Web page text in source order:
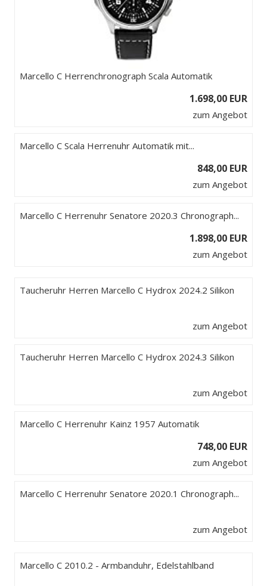
Marcello C Herrenchronograph Scala Automatik
1.698,00 EUR
zum Angebot
Marcello C Scala Herrenuhr Automatik mit...
848,00 EUR
zum Angebot
Marcello C Herrenuhr Senatore 2020.3 Chronograph...
1.898,00 EUR
zum Angebot
Taucheruhr Herren Marcello C Hydrox 2024.2 Silikon
zum Angebot
Taucheruhr Herren Marcello C Hydrox 2024.3 Silikon
zum Angebot
Marcello C Herrenuhr Kainz 1957 Automatik
748,00 EUR
zum Angebot
Marcello C Herrenuhr Senatore 2020.1 Chronograph...
zum Angebot
Marcello C 2010.2 - Armbanduhr, Edelstahlband